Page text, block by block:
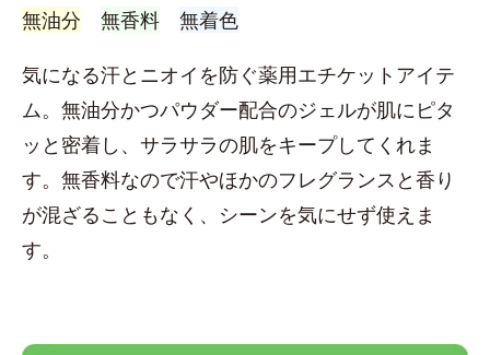
無油分 無香料 無着色
気になる汗とニオイを防ぐ薬用エチケットアイテ
ム。無油分かつパウダー配合のジェルが肌にピタ
ッと密着し、サラサラの肌をキープしてくれま
す。無香料なので汗やほかのフレグランスと香り
が混ざることもなく、シーンを気にせず使えま
す。